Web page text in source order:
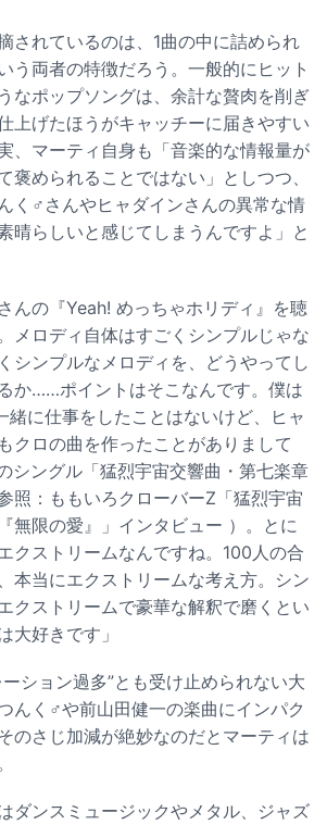
されているのは、1曲の中に詰められ
う両者の特徴だろう。一般的にヒット
なポップソングは、余計な贅肉を削ぎ
上げたほうがキャッチーに届きやすい
、マーティ自身も「音楽的な情報量が
褒められることではない」としつつ、
く♂さんやヒャダインさんの異常な情
晴らしいと感じてしまうんですよ」と
んの『Yeah! めっちゃホリディ』を聴
メロディ自体はすごくシンプルじゃな
シンプルなメロディを、どうやってし
か……ポイントはそこなんです。僕は
に仕事をしたことはないけど、ヒャ
クロの曲を作ったことがありまして
シングル「猛烈宇宙交響曲・第七楽章
照： ももいろクローバーZ「猛烈宇宙
無限の愛』」インタビュー ）。とに
クストリームなんですね。100人の合
本当にエクストリームな考え方。シン
クストリームで豪華な解釈で磨くとい
大好きです」
ション過多”とも受け止められない大
んく♂や前山田健一の楽曲にインパク
のさじ加減が絶妙なのだとマーティは
ダンスミュージックやメタル、ジャズ